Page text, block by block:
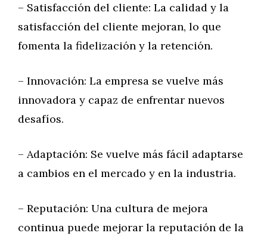
– Satisfacción del cliente: La calidad y la
satisfacción del cliente mejoran, lo que
fomenta la fidelización y la retención.
– Innovación: La empresa se vuelve más
innovadora y capaz de enfrentar nuevos
desafíos.
– Adaptación: Se vuelve más fácil adaptarse
a cambios en el mercado y en la industria.
– Reputación: Una cultura de mejora
continua puede mejorar la reputación de la